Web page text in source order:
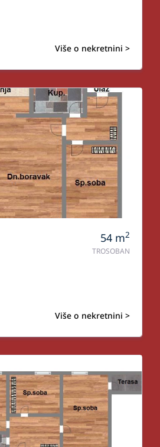
Više o nekretnini >
54 m2
TROSOBAN
Više o nekretnini >